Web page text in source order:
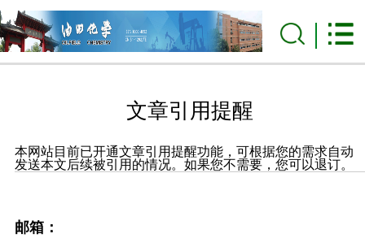
文章引用提醒
本网站目前已开通文章引用提醒功能，可根据您的需求自动
发送本文后续被引用的情况。如果您不需要，您可以退订。
邮箱：